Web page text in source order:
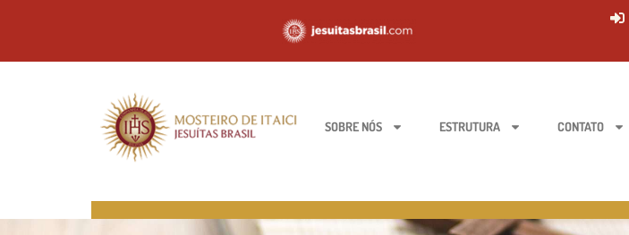
SOBRE NÓS ESTRUTURA CONTATO